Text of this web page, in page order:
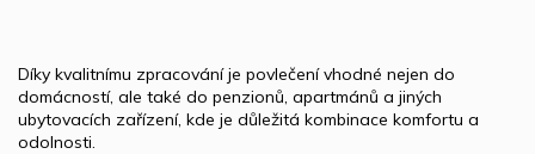
Díky kvalitnímu zpracování je povlečení vhodné nejen do
domácností, ale také do penzionů, apartmánů a jiných
ubytovacích zařízení, kde je důležitá kombinace komfortu a
odolnosti.